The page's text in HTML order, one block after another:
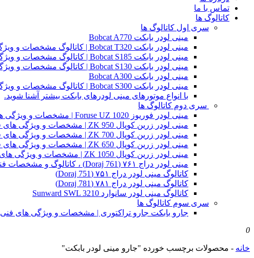
تماس با ما
کاتالوگ ها
سری اول کاتالوگ ها
مینی لودر بابکت Bobcat A770
مینی لودر بابکت Bobcat T320 | کاتالوگ مشخصات و ویژگی های فنی
مینی لودر بابکت Bobcat S185 | کاتالوگ مشخصات و ویژگی های فنی
مینی لودر بابکت Bobcat S130 | کاتالوگ مشخصات و ویژگی های فنی
مینی لودر بابکت Bobcat A300
مینی لودر بابکت Bobcat S300 | کاتالوگ مشخصات و ویژگی های فنی
با انواع موتورهای مینی لودرهای بابکت بیشتر آشنا شوید.
سری دوم کاتالوگ ها
مینی لودر فوریوز Foruse UZ 1020 | مشخصات و ویژگی های فنی
مینی لودر زرین کوپال ZK 950 | مشخصات و ویژگی های فنی zk950
مینی لودر زرین کوپال ZK 700 | مشخصات و ویژگی های فنی zk700
مینی لودر زرین کوپال ZK 650 | مشخصات و ویژگی های فنی zk650
مینی لودر زرین کوپال ZK 1050 | مشخصات و ویژگی های فنی zk1050
مینی لودر دراج ۷۶۱ (Doraj 761) ، کاتالوگ و مشخصات فنی بابکت دوراج
کاتالوگ مینی لودر دراج ۷۵۱ (Doraj 751)
کاتالوگ مینی لودر دراج ۷۸۱ (Doraj 781)
کاتالوگ مینی لودر سانوارد Sunward SWL 3210
سری سوم کاتالوگ ها
جارو بابکت جارو تراکتوری | مشخصات و ویژگی های فنی
0
خانه - محصولات برچسب خورده "جارو مینی لودر بابکت"